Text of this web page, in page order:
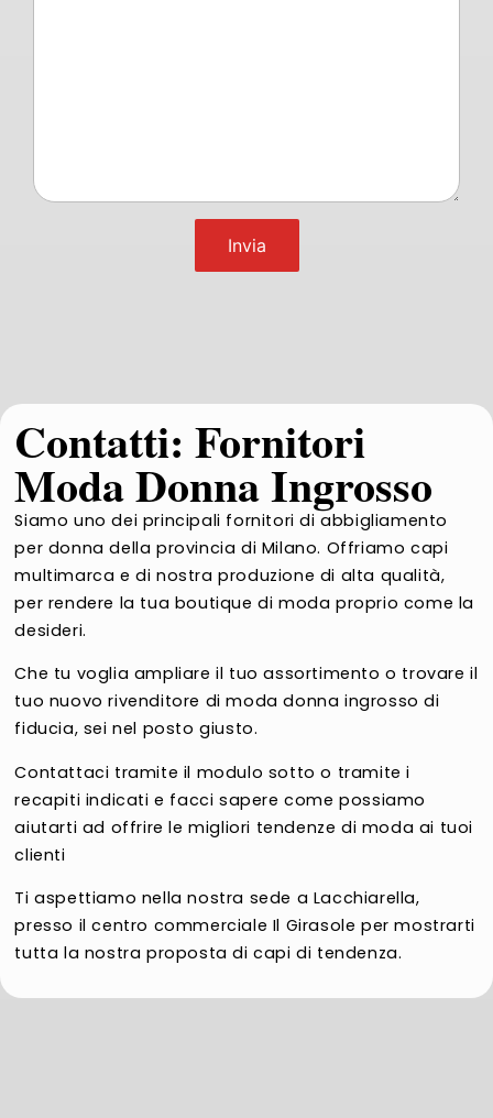
Contatti: Fornitori
Moda Donna Ingrosso
Siamo uno dei principali fornitori di abbigliamento
per donna della provincia di Milano. Offriamo capi
multimarca e di nostra produzione di alta qualità,
per rendere la tua boutique di moda proprio come la
desideri.
Che tu voglia ampliare il tuo assortimento o trovare il
tuo nuovo rivenditore di moda donna ingrosso di
fiducia, sei nel posto giusto.
Contattaci tramite il modulo sotto o tramite i
recapiti indicati e facci sapere come possiamo
aiutarti ad offrire le migliori tendenze di moda ai tuoi
clienti
Ti aspettiamo nella nostra sede a Lacchiarella,
presso il centro commerciale Il Girasole per mostrarti
tutta la nostra proposta di capi di tendenza.